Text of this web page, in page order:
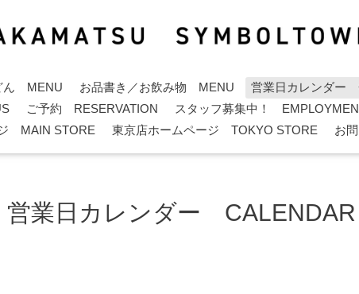
ん MENU お品書き／お飲み物 MENU 営業日カレンダー
ご予約 RESERVATION スタッフ募集中！
MAIN STORE
東京店ホームページ TOKYO STORE お
営業日カレンダー CALENDAR